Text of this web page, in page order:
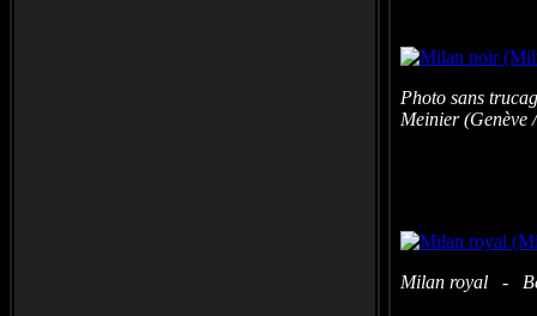
Photo sans
Meinier (Genève
Milan royal -